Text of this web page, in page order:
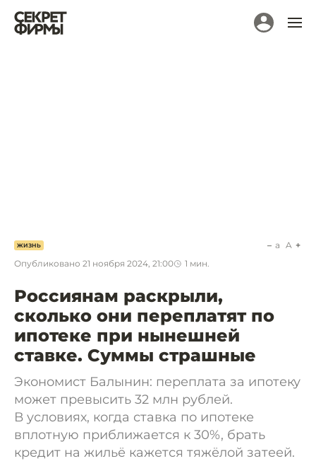
ЖИЗНЬ
Опубликовано 21 ноября 2024, 21:00 1 мин.
a A
Россиянам раскрыли,
сколько они переплатят по
ипотеке при нынешней
ставке. Суммы страшные
Экономист Балынин: переплата за ипотеку
может превысить 32 млн рублей.
В условиях, когда ставка по ипотеке
вплотную приближается к 30%, брать
кредит на жильё кажется тяжёлой затеей.